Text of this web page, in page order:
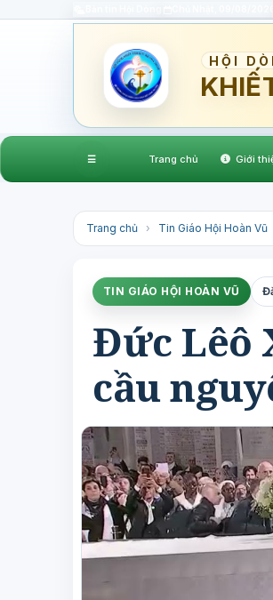
HỘI
☰ Trang chủ Giới
Trang chủ › Tin Giáo Hội Hoàn Vũ
TIN GIÁO HỘI HOÀN VŨ
Đức Lêô
cầu